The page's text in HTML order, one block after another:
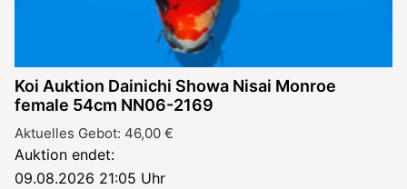
Koi Auktion Dainichi Showa Nisai Monroe
female 54cm NN06-2169
Aktuelles Gebot: 46,00 €
Auktion endet:
09.08.2026 21:05 Uhr